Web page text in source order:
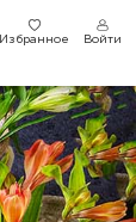
Избранное Войти